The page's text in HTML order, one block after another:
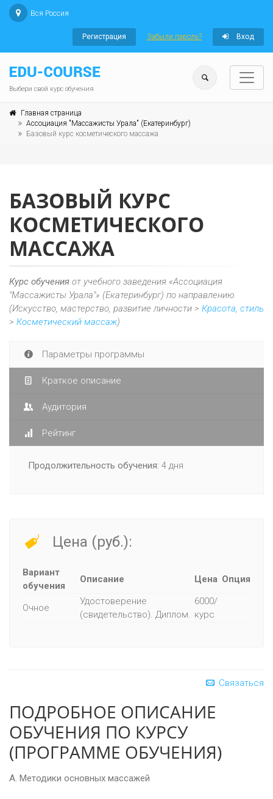
Вся Россия
Регистрация Забыли пароль? Вход
Выбери свой курс обучения
Главная страница
Ассоциация "Массажисты Урала" (Екатеринбург)
Базовый курс косметического массажа
БАЗОВЫЙ КУРС
КОСМЕТИЧЕСКОГО
МАССАЖА
Курс обучения от учебного заведения «Ассоциация
"Массажисты Урала"» (Екатеринбург) по направлению
(Искусство, мастерство, развитие личности > Красота, стиль
> Косметический массаж)
Параметры программы
Краткое описание
Аудитория
Рейтинг
Продолжительность обучения: 4 дня
Цена (руб.):
Вариант
обучения
Описание Цена Опция
Очное
Удостоверение
(свидетельство). Диплом.
6000/
курс
Связаться
ПОДРОБНОЕ ОПИСАНИЕ
ОБУЧЕНИЯ ПО КУРСУ
(ПРОГРАММЕ ОБУЧЕНИЯ)
А. Методики основных массажей